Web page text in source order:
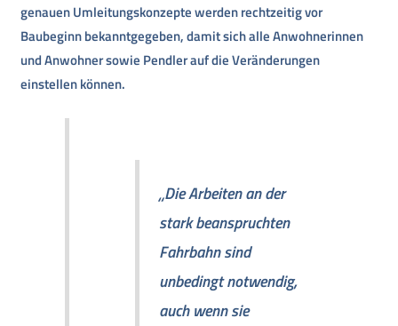
genauen Umleitungskonzepte werden rechtzeitig vor
Baubeginn bekanntgegeben, damit sich alle Anwohnerinnen
und Anwohner sowie Pendler auf die Veränderungen
einstellen können.
„Die Arbeiten an der
stark beanspruchten
Fahrbahn sind
unbedingt notwendig,
auch wenn sie